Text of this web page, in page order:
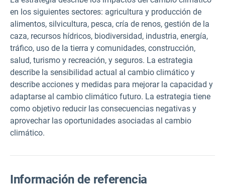
en los siguientes sectores: agricultura y producción de
alimentos, silvicultura, pesca, cría de renos, gestión de la
caza, recursos hídricos, biodiversidad, industria, energía,
tráfico, uso de la tierra y comunidades, construcción,
salud, turismo y recreación, y seguros. La estrategia
describe la sensibilidad actual al cambio climático y
describe acciones y medidas para mejorar la capacidad y
adaptarse al cambio climático futuro. La estrategia tiene
como objetivo reducir las consecuencias negativas y
aprovechar las oportunidades asociadas al cambio
climático.
Información de referencia